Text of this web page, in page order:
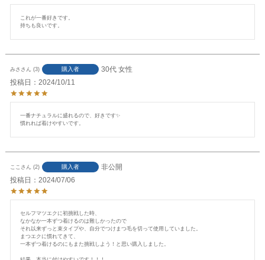
これが一番好きです。
持ちも良いです。
みさ 3 購入者 30代 女性
投稿日
2024/10/11
一番ナチュラルに盛れるので、好きです✨
慣れれば着けやすいです。
ここ 2 購入者
非公開
投稿日
2024/07/06
セルフマツエクに初挑戦した時、
なかなか一本ずつ着けるのは難しかったので
それ以来ずっと束タイプや、自分でつけまつ毛を切って使用していました。
まつエクに慣れてきて、
一本ずつ着けるのにもまた挑戦しよう！と思い購入しました。